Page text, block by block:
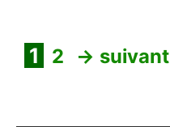
Page
1 Page
2 → suivant